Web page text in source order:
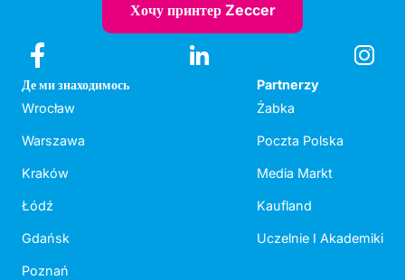
Хочу принтер Zeccer
Де ми знаходимось
Wrocław
Warszawa
Kraków
Łódź
Gdańsk
Poznań
Partnerzy
Żabka
Poczta Polska
Media Markt
Kaufland
Uczelnie I Akademiki